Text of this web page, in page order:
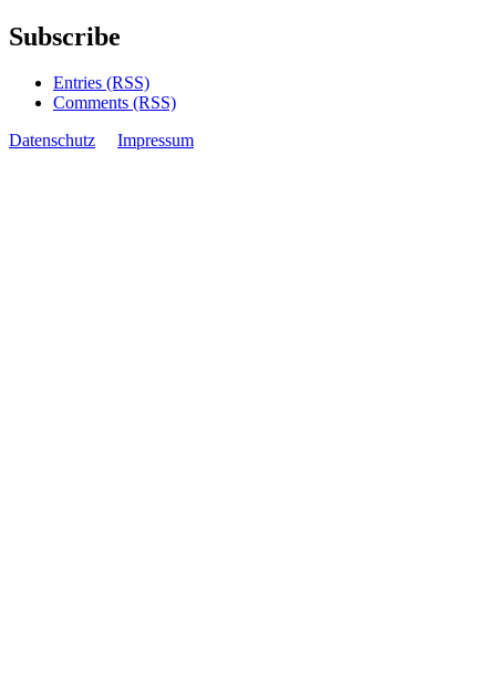
Subscribe
Entries (RSS)
Comments (RSS)
Datenschutz
Impressum